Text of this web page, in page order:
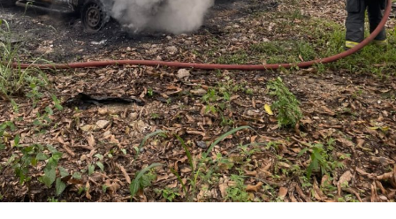
policías municipales, la sentencia dada a conocer
corresponde únicamente a seis de ellos. Hasta el
momento, las autoridades no han informado la situación
jurídica del séptimo implicado.
El caso evidenció presuntas irregularidades dentro de la
corporación policiaca y motivó la intervención de
autoridades estatales y federales, en un contexto de
reforzamiento de las investigaciones contra servidores
públicos relacionados con actividades ilícitas en la